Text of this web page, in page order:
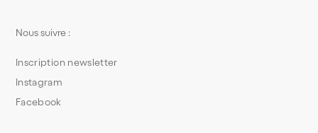
Nous suivre :
Inscription newsletter
Instagram
Facebook